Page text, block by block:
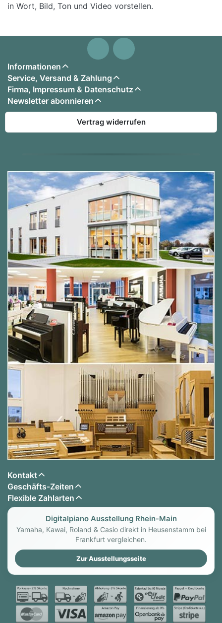
in Wort, Bild, Ton und Video vorstellen.
Informationen
Service, Versand & Zahlung
Firma, Impressum & Datenschutz
Newsletter abonnieren
Vertrag widerrufen
Kontakt
Geschäfts-Zeiten
Flexible Zahlarten
Digitalpiano Ausstellung Rhein-Main
Yamaha, Kawai, Roland & Casio direkt in Heusenstamm bei
Frankfurt vergleichen.
Zur Ausstellungsseite